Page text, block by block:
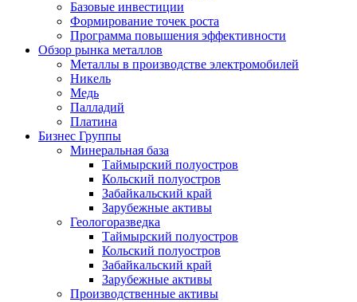
Базовые инвестиции
Формирование точек роста
Программа повышения эффективности
Обзор рынка металлов
Металлы в производстве электромобилей
Никель
Медь
Палладий
Платина
Бизнес Группы
Минеральная база
Таймырский полуостров
Кольский полуостров
Забайкальский край
Зарубежные активы
Геологоразведка
Таймырский полуостров
Кольский полуостров
Забайкальский край
Зарубежные активы
Производственные активы